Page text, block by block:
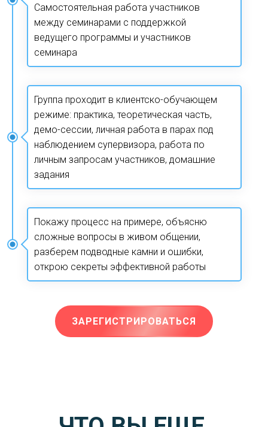
Самостоятельная работа участников
между семинарами с поддержкой
ведущего программы и участников
семинара
Группа проходит в клиентско-обучающем
режиме: практика, теоретическая часть,
демо-сессии, личная работа в парах под
наблюдением супервизора, работа по
личным запросам участников, домашние
задания
Покажу процесс на примере, объясню
сложные вопросы в живом общении,
разберем подводные камни и ошибки,
открою секреты эффективной работы
ЗАРЕГИСТРИРОВАТЬСЯ